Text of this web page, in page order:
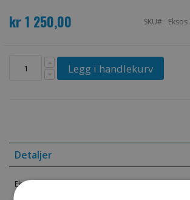
kr 1 250,00 SKU
Legg i handlekurv
Detaljer
Eksos 3500 Diesel Aggregat